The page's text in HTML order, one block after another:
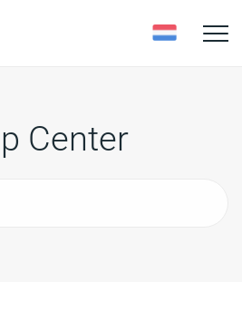
Toggle
Center